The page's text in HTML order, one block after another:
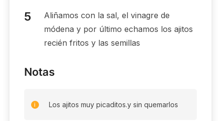
Aliñamos con la sal, el vinagre de
módena y por último echamos los ajitos
recién fritos y las semillas
Notas
Los ajitos muy picaditos.y sin quemarlos